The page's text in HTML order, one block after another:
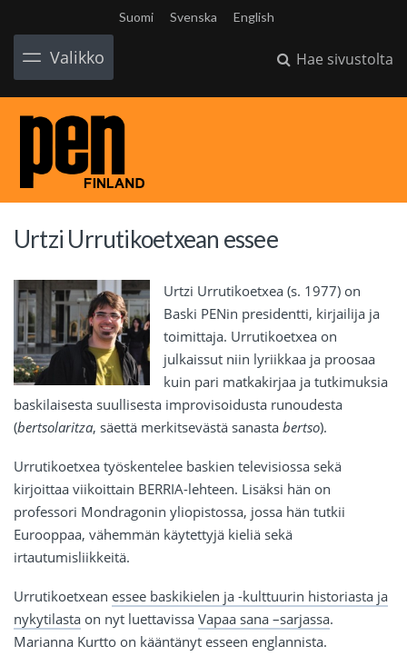
Suomi Svenska English
Valikko Hae sivustolta
Urtzi Urrutikoetxean essee
Urtzi Urrutikoetxea (s. 1977) on
Baski PENin presidentti, kirjailija ja
toimittaja. Urrutikoetxea on
julkaissut niin lyriikkaa ja proosaa
kuin pari matkakirjaa ja tutkimuksia
baskilaisesta suullisesta improvisoidusta runoudesta
(bertsolaritza, säettä merkitsevästä sanasta bertso).
Urrutikoetxea työskentelee baskien televisiossa sekä
kirjoittaa viikoittain BERRIA-lehteen. Lisäksi hän on
professori Mondragonin yliopistossa, jossa hän tutkii
Eurooppaa, vähemmän käytettyjä kieliä sekä
irtautumisliikkeitä.
Urrutikoetxean essee baskikielen ja -kulttuurin historiasta ja
nykytilasta on nyt luettavissa Vapaa sana –sarjassa.
Marianna Kurtto on kääntänyt esseen englannista.